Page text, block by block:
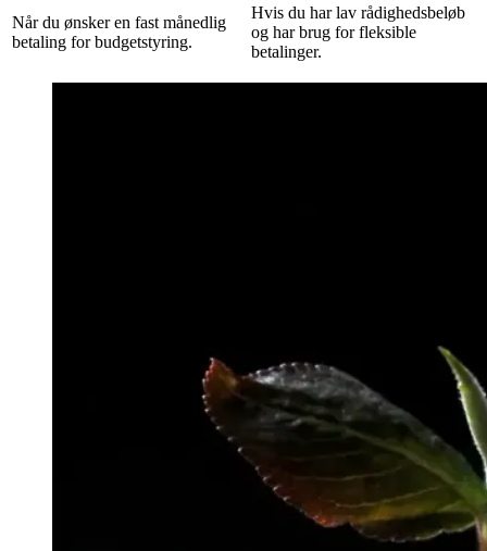
Når du ønsker en fast månedlig
betaling for budgetstyring.
Hvis du har lav rådighedsbeløb
og har brug for fleksible
betalinger.